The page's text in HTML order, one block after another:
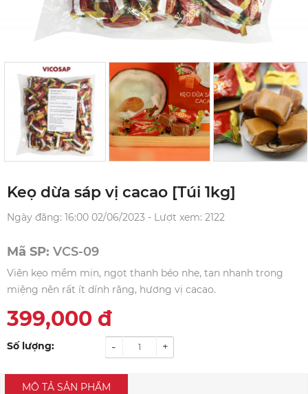
Keọ dừa sáp vị cacao [Túi 1kg]
Ngày đăng: 16:00 02/06/2023 - Lượt xem: 2122
Mã SP: VCS-09
Viên kẹo mềm mịn, ngọt thanh béo nhẹ, tan nhanh trong
miệng nên rất ít dính răng, hương vị cacao.
399,000 đ
Số lượng: +
-
MÔ TẢ SẢN PHẨM